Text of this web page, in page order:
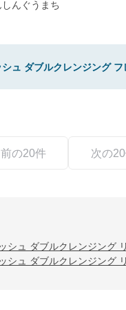
んぐうまち
ュ ダブルクレンジング
前の20件 次の20
シュ ダブルクレンジング
シュ ダブルクレンジング